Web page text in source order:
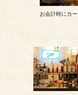
お会計時にカ